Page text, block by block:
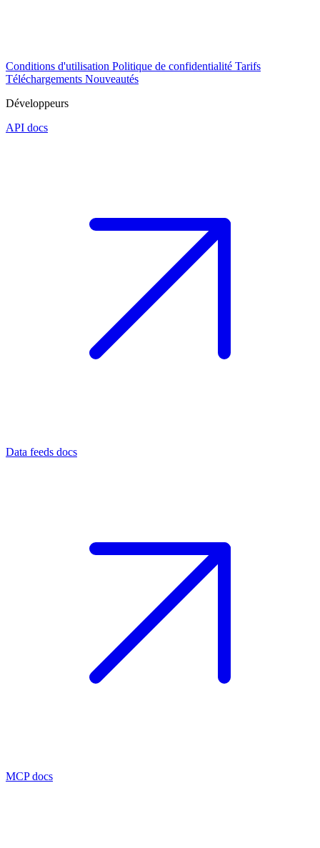
Conditions d'utilisation Politique de confidentialité Tarifs
Téléchargements Nouveautés
Développeurs
API docs
Data feeds docs
MCP docs